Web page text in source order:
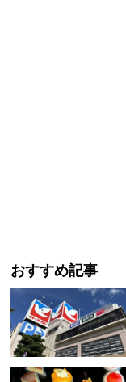
おすすめ記事